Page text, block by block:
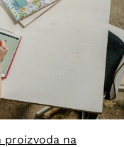
proizvoda na